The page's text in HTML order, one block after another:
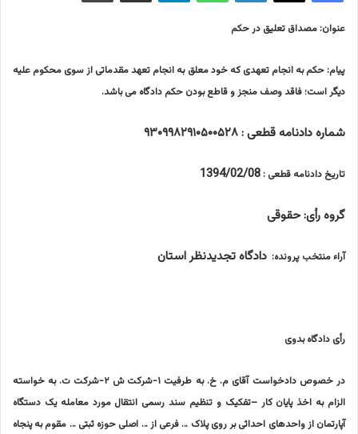
عنوان: مصداق تعلیق در حکم
پیام: حکم به انجام تعهدی که خود معلق به انجام تعهد مقدماتی از سوی محکوم علیه
دیگر است؛ فاقد وصف منجز و قاطع بودن حکم دادگاه می باشد.
شماره دادنامه قطعی : ۹۳۰۹۹۸۲۹۱۰۵۰۰۵۲۸
تاریخ دادنامه قطعی : 1394/02/08
گروه رأی: حقوقی
آراء منتخب پرونده: دادگاه تجدیدنظر استان
رأی دادگاه بدوی
در خصوص دادخواست آقای م. خ. به طرفیت ۱-شرکت ش ۲-شرکت ت. به خواسته
الزام به اخذ پایان کار –تفکیک و تنظیم سند رسمی انتقال مورد معامله یک دستگاه
آپارتمان از واحدهای احداثی بر روی پلاک … فرعی از … اصلی حوزه ثبتی … مقوم به پنجاه